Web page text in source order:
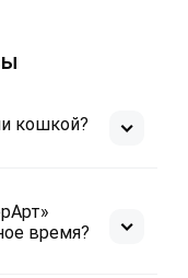
кошкой?
время?